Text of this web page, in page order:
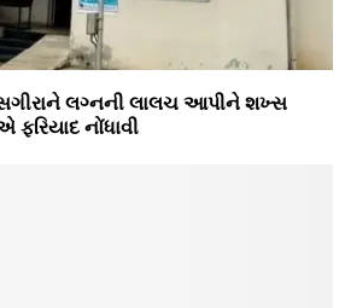
લગ્નની લાલચ આપીને શખ્સ
ફરિયાદ નોંધાવી